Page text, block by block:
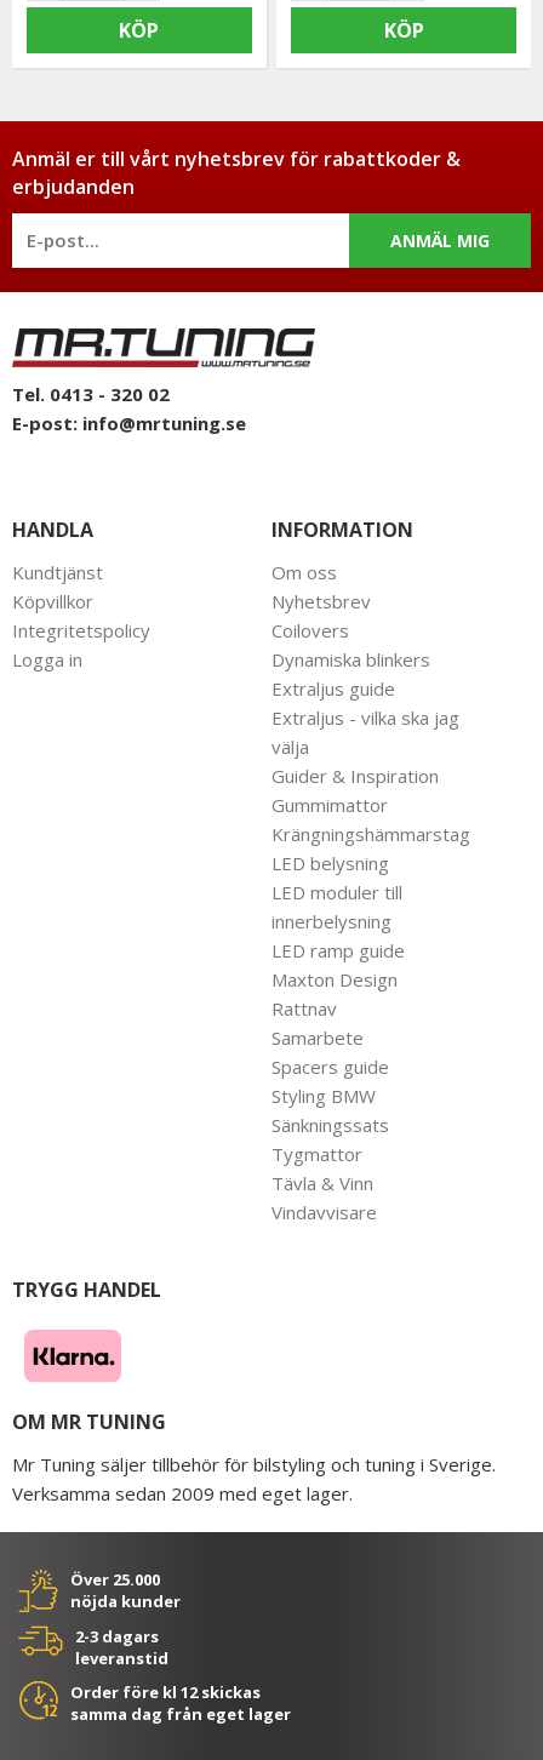
KÖP KÖP
Anmäl er till vårt nyhetsbrev för rabattkoder &
erbjudanden
ANMÄL MIG
Tel. 0413 - 320 02
E-post: info@mrtuning.se
HANDLA
Kundtjänst
Köpvillkor
Integritetspolicy
Logga in
INFORMATION
Om oss
Nyhetsbrev
Coilovers
Dynamiska blinkers
Extraljus guide
Extraljus - vilka ska jag
välja
Guider & Inspiration
Gummimattor
Krängningshämmarstag
LED belysning
LED moduler till
innerbelysning
LED ramp guide
Maxton Design
Rattnav
Samarbete
Spacers guide
Styling BMW
Sänkningssats
Tygmattor
Tävla & Vinn
Vindavvisare
TRYGG HANDEL
OM MR TUNING
Mr Tuning säljer tillbehör för bilstyling och tuning i Sverige.
Verksamma sedan 2009 med eget lager.
Över 25.000
nöjda kunder
2-3 dagars
leveranstid
Order före kl 12 skickas
samma dag från eget lager